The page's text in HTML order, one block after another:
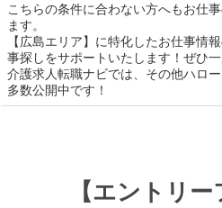
こちらの条件に合わない方へもお仕
ます。
【広島エリア】に特化したお仕事情
事探しをサポートいたします！ぜひ
介護求人転職ナビでは、その他ハロ
多数公開中です！
【エントリー